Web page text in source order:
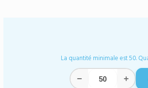
La quantité minimale est 50.
− +